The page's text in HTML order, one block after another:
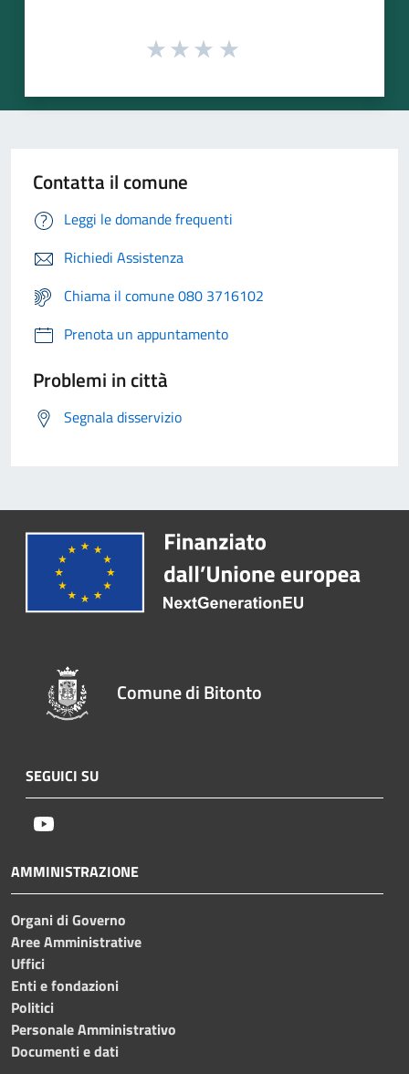
Contatta il comune
Leggi le domande frequenti
Richiedi Assistenza
Chiama il comune 080 3716102
Prenota un appuntamento
Problemi in città
Segnala disservizio
Comune di Bitonto
SEGUICI SU
AMMINISTRAZIONE
Organi di Governo
Aree Amministrative
Uffici
Enti e fondazioni
Politici
Personale Amministrativo
Documenti e dati